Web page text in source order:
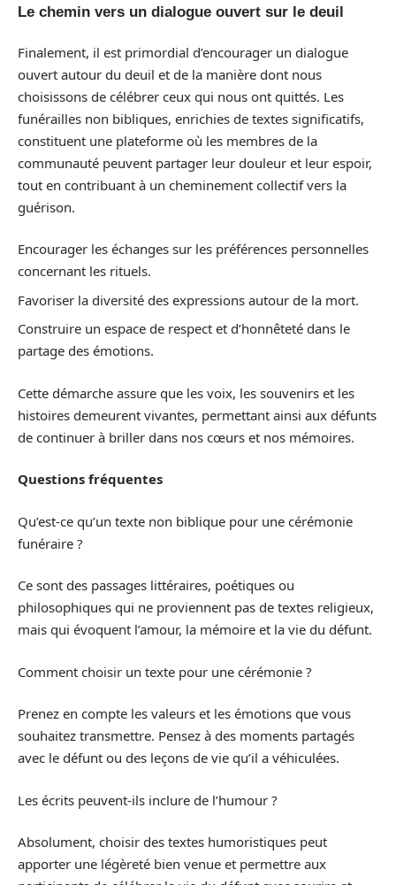
Le chemin vers un dialogue ouvert sur le deuil
Finalement, il est primordial d’encourager un dialogue
ouvert autour du deuil et de la manière dont nous
choisissons de célébrer ceux qui nous ont quittés. Les
funérailles non bibliques, enrichies de textes significatifs,
constituent une plateforme où les membres de la
communauté peuvent partager leur douleur et leur espoir,
tout en contribuant à un cheminement collectif vers la
guérison.
Encourager les échanges sur les préférences personnelles
concernant les rituels.
Favoriser la diversité des expressions autour de la mort.
Construire un espace de respect et d’honnêteté dans le
partage des émotions.
Cette démarche assure que les voix, les souvenirs et les
histoires demeurent vivantes, permettant ainsi aux défunts
de continuer à briller dans nos cœurs et nos mémoires.
Questions fréquentes
Qu’est-ce qu’un texte non biblique pour une cérémonie
funéraire ?
Ce sont des passages littéraires, poétiques ou
philosophiques qui ne proviennent pas de textes religieux,
mais qui évoquent l’amour, la mémoire et la vie du défunt.
Comment choisir un texte pour une cérémonie ?
Prenez en compte les valeurs et les émotions que vous
souhaitez transmettre. Pensez à des moments partagés
avec le défunt ou des leçons de vie qu’il a véhiculées.
Les écrits peuvent-ils inclure de l’humour ?
Absolument, choisir des textes humoristiques peut
apporter une légèreté bien venue et permettre aux